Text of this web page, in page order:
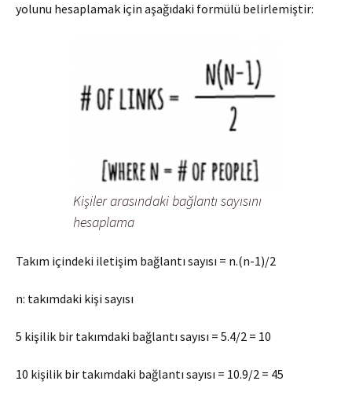
yolunu hesaplamak için aşağıdaki formülü belirlemiştir:
Kişiler arasındaki bağlantı sayısını
hesaplama
Takım içindeki iletişim bağlantı sayısı = n.(n-1)/2
n: takımdaki kişi sayısı
5 kişilik bir takımdaki bağlantı sayısı = 5.4/2 = 10
10 kişilik bir takımdaki bağlantı sayısı = 10.9/2 = 45